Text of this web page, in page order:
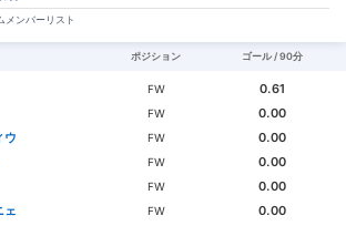
メンバーリスト
ポジション ゴール / 90分
FW
0.61
FW
0.00
ウ
FW
0.00
FW
0.00
FW
0.00
ェ
FW
0.00